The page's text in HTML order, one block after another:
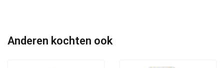
Anderen kochten ook